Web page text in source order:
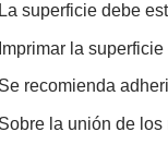
La superficie debe
Imprimar la
Se recomienda
Sobre la unión de